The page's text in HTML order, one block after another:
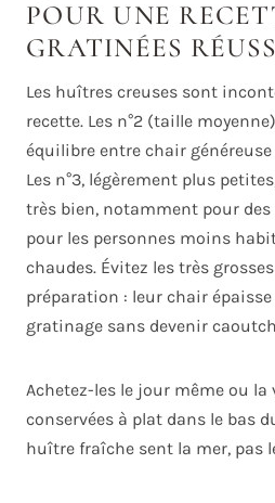
POUR UNE
GRATINÉES
Les huîtres creuses sont
recette. Les n°2 (taille
équilibre entre chair
Les n°3, légèrement plus
très bien, notamment pour
pour les personnes moins
chaudes. Évitez les très
préparation : leur chair
gratinage sans devenir
Achetez-les le jour même ou la
conservées à plat dans le bas
huître fraîche sent la mer, pas